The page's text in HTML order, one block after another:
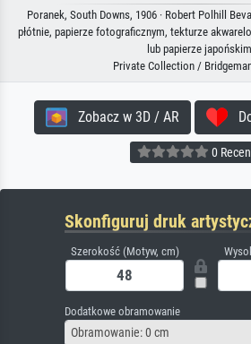
Poranek, South Downs, 1906 · Robert Polhill
płótnie, papierze fotograficznym, tekturze
lub papierze
Private Collection /
Zobacz w 3D / AR
0
Skonfiguruj druk
Szerokość (Motyw, cm)
Dodatkowe obramowanie
Obramowanie: 0 cm